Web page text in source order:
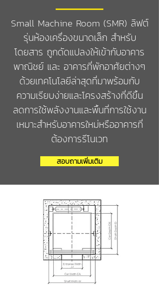
Small Machine Room (SMR) ลิฟต์
รุ่นห้องเครื่องขนาดเล็ก สำหรับ
โดยสาร ถูกดัดแปลงให้เข้ากับอาคาร
พาณิชย์ และ อาคารที่พักอาศัยต่างๆ
ด้วยเทคโนโลยีล่าสุดที่มาพร้อมกับ
ความเรียบง่ายและโครงสร้างที่ดีขึ้น
ลดการใช้พลังงานและพื้นที่การใช้งาน
เหมาะสำหรับอาคารใหม่หรืออาคารที่
ต้องการรีโนเวท
สอบถามเพิ่มเติม